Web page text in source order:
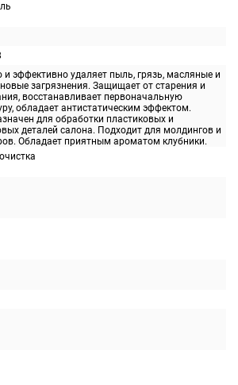
и эффективно удаляет пыль, грязь, масляные и
загрязнения. Защищает от старения и
восстанавливает первоначальную
обладает антистатическим эффектом.
для обработки пластиковых и
деталей салона. Подходит для молдингов и
Обладает приятным ароматом клубники.